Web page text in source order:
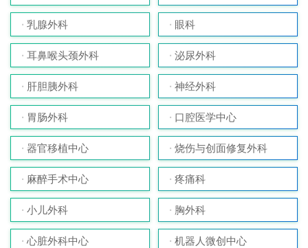
乳腺外科 眼科
耳鼻喉头颈外科 泌尿外科
肝胆胰外科 神经外科
胃肠外科 口腔医学中心
器官移植中心 烧伤与创面修复外科
麻醉手术中心 疼痛科
小儿外科 胸外科
心脏外科中心 机器人微创中心